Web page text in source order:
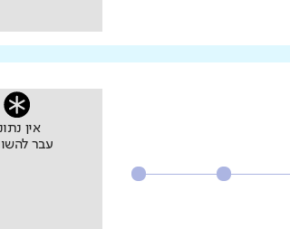
אין
עבר